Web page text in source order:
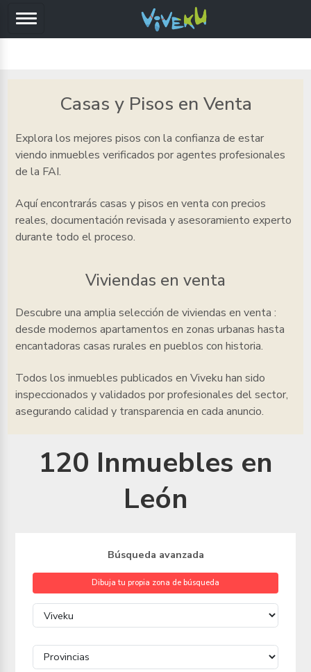
Casas y Pisos en Venta
Explora los mejores pisos con la confianza de estar
viendo inmuebles verificados por agentes profesionales
de la FAI.
Aquí encontrarás casas y pisos en venta con precios
reales, documentación revisada y asesoramiento experto
durante todo el proceso.
Viviendas en venta
Descubre una amplia selección de viviendas en venta :
desde modernos apartamentos en zonas urbanas hasta
encantadoras casas rurales en pueblos con historia.
Todos los inmuebles publicados en Viveku han sido
inspeccionados y validados por profesionales del sector,
asegurando calidad y transparencia en cada anuncio.
120 Inmuebles en
León
Búsqueda avanzada
Dibuja tu propia zona de búsqueda